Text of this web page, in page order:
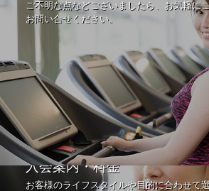
ご不明な点などございましたら、お気軽に
お問い合せください。
入会案内・料金
お客様のライフスタイルや目的に合わせて